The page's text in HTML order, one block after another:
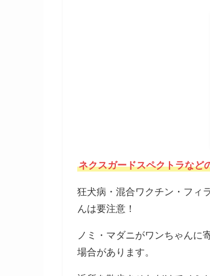
ネクスガードスペクトラなど
狂犬病・混合ワクチン・フィ
んは要注意！
ノミ・マダニがワンちゃんに
場合があります。